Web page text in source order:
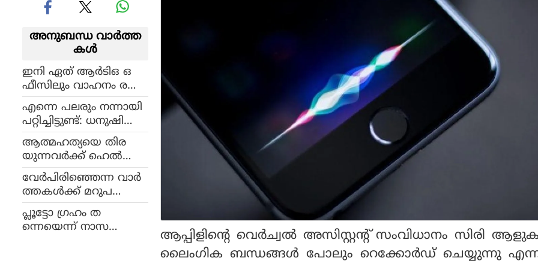
അനുബന്ധ വാര്‍ത്ത
കള്‍
ഇനി ഏത് ആർടിഒ ഒ
ഫീസിലും വാഹനം ര
ജിസ്റ്റർ ചെയ്യാം
എന്നെ പലരും നന്നായി
പറ്റിച്ചിട്ടുണ്ട്: ധനുഷിന്റെ
വക്കുകൾ തമിഴകത്ത്
പുകയുന്നു !
ആത്മഹത്യയെ തിര
യുന്നവർക്ക് ഹെ‌ൽ
പ്‌ലൈനുമായി ആമ
സോൺ !
വേർപിരിഞ്ഞെന്ന വാർ
ത്തകൾക്ക് മറുപ
ടിയോ?; വിശാലിന് ജന്മ
ദിനാശംസകൾ നേർന്ന്
അനിഷ
പ്ലൂട്ടോ ഗ്രഹം ത
ന്നെയെന്ന് നാസ
ആപ്പിളിന്റെ വെർച്വൽ അസിസ്റ്റന്റ് സംവിധാനം സിരി
ലൈംഗിക ബന്ധങ്ങൾ പോലും റെക്കോർഡ് ചെയ്യുന്നു